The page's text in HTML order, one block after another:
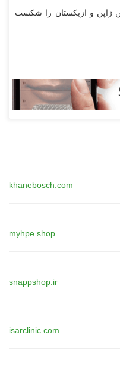
ژاپن و ازبکستان را شکست
khanebosch.com
myhpe.shop
snappshop.ir
isarclinic.com